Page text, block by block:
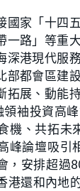
國家「十四
一路」等重
深港現代服
部都會區建
拓展、動能
袖投資高
機、共拓未
峰論壇吸引
，安排超過
港還和內地